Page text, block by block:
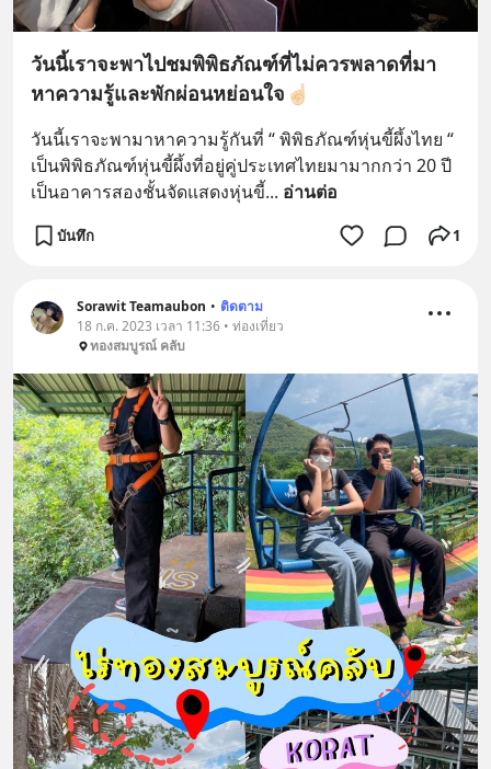
วันนี้เราจะพาไปชมพิพิธภัณฑ์ที่ไม่ควรพลาดที่มา
หาความรู้และพักผ่อนหย่อนใจ☝🏻
วันนี้เราจะพามาหาความรู้กันที่ “ พิพิธภัณฑ์หุ่นขี้ผึ้งไทย “
เป็นพิพิธภัณฑ์หุ่นขี้ผึ้งที่อยู่คู่ประเทศไทยมามากกว่า 20 ปี
เป็นอาคารสองชั้นจัดแสดงหุ่นขี้... อ่านต่อ
บันทึก 1
Sorawit Teamaubon • ติดตาม
18 ก.ค. 2023 เวลา 11:36 • ท่องเที่ยว
ทองสมบูรณ์ คลับ